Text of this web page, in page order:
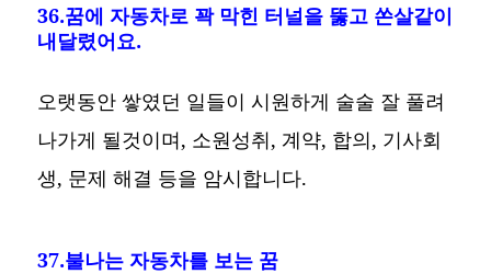
36.꿈에 자동차로 꽉 막힌 터널을 뚫고 쏜살같이
내달렸어요.
오랫동안 쌓였던 일들이 시원하게 술술 잘 풀려
나가게 될것이며, 소원성취, 계약, 합의, 기사회
생, 문제 해결 등을 암시합니다.
37.불나는 자동차를 보는 꿈